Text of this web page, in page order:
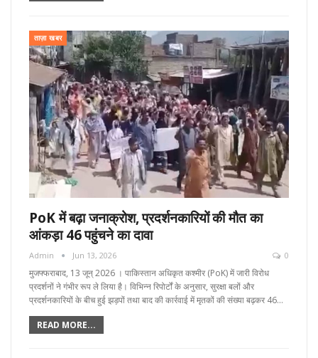
ताज़ा खबर
PoK में बढ़ा जनाक्रोश, प्रदर्शनकारियों की मौत का
आंकड़ा 46 पहुंचने का दावा
Admin Jun 13, 2026 0
मुजफ्फराबाद, 13 जून्‌ 2026 । पाकिस्तान अधिकृत कश्मीर (PoK) में जारी विरोध
प्रदर्शनों ने गंभीर रूप ले लिया है। विभिन्न रिपोर्टों के अनुसार, सुरक्षा बलों और
प्रदर्शनकारियों के बीच हुई झड़पों तथा बाद की कार्रवाई में मृतकों की संख्या बढ़कर 46…
READ MORE...